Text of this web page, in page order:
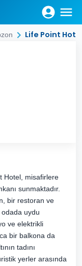
Life Point
Hotel, misafirlere
sunmaktadır.
bir restoran ve
odada uydu
ve elektrikli
bir balkona da
tadını
yerler arasında